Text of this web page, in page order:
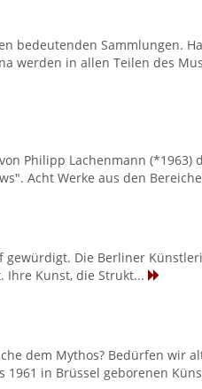
bedeutenden Sammlungen.
werden in allen Teilen des
Philipp Lachenmann (*1963)
Acht Werke aus den
Die Berliner
Ihre Kunst, die Strukt...
dem Mythos? Bedürfen wir
in Brüssel geborenen